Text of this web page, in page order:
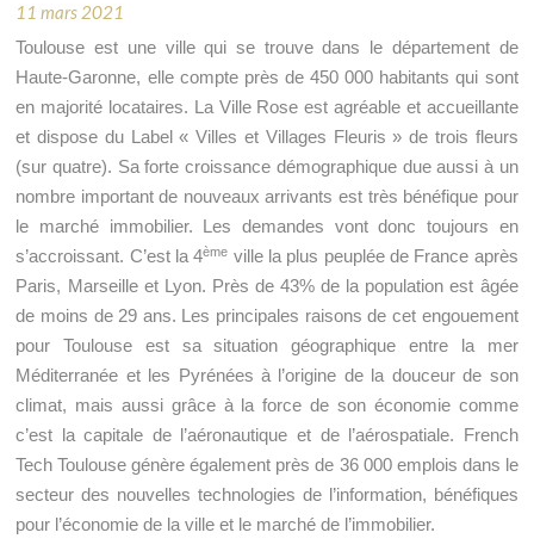
11 mars 2021
Toulouse est une ville qui se trouve dans le département de
Haute-Garonne, elle compte près de 450 000 habitants qui sont
en majorité locataires. La Ville Rose est agréable et accueillante
et dispose du Label « Villes et Villages Fleuris » de trois fleurs
(sur quatre). Sa forte croissance démographique due aussi à un
nombre important de nouveaux arrivants est très bénéfique pour
le marché immobilier. Les demandes vont donc toujours en
s’accroissant. C’est la 4ème ville la plus peuplée de France après
Paris, Marseille et Lyon. Près de 43% de la population est âgée
de moins de 29 ans. Les principales raisons de cet engouement
pour Toulouse est sa situation géographique entre la mer
Méditerranée et les Pyrénées à l’origine de la douceur de son
climat, mais aussi grâce à la force de son économie comme
c’est la capitale de l’aéronautique et de l’aérospatiale. French
Tech Toulouse génère également près de 36 000 emplois dans le
secteur des nouvelles technologies de l’information, bénéfiques
pour l’économie de la ville et le marché de l’immobilier.